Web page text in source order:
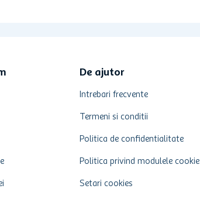
De ajutor
Intrebari frecvente
Termeni si conditii
Politica de confidentialitate
Politica privind modulele cookie
Setari cookies